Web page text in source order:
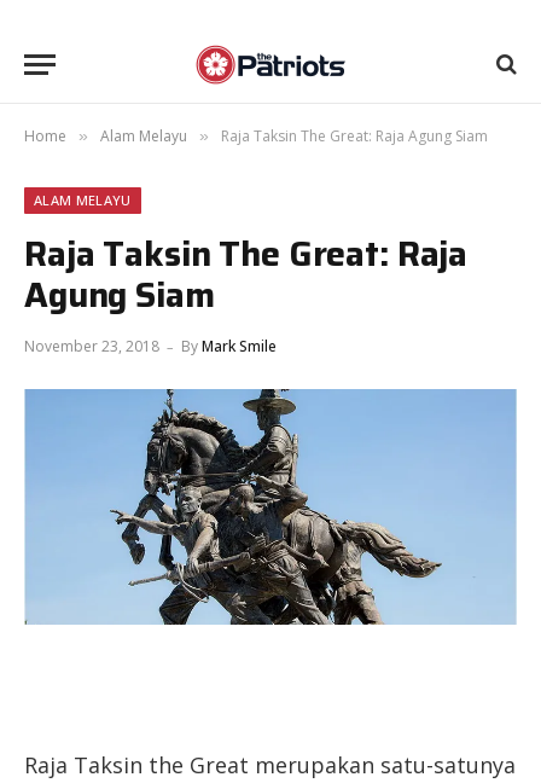
Home » Alam Melayu » Raja Taksin The Great: Raja Agung Siam
ALAM MELAYU
Raja Taksin The Great: Raja
Agung Siam
November 23, 2018 ByMark Smile
Raja Taksin the Great merupakan satu-satunya